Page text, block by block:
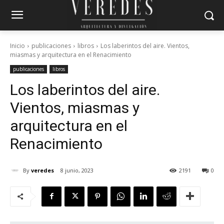
Inicio publicaciones libros
Los laberintos del aire. Vientos,
miasmas y arquitectura en el Renacimiento
publicaciones libros
Los laberintos del aire.
Vientos, miasmas y
arquitectura en el
Renacimiento
By veredes 8 junio, 2023 0
2191